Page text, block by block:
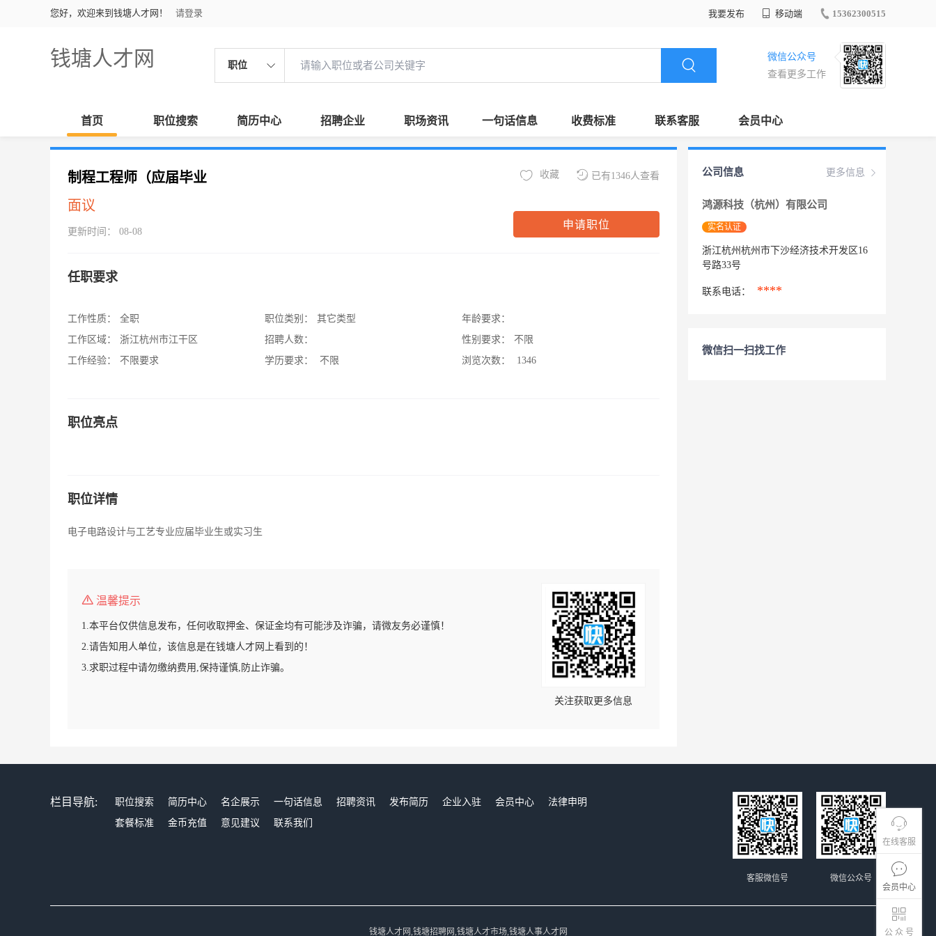
您好，欢迎来到钱塘人才网！ 请登录 我要发布 移动端 15362300515
钱塘人才网 职位
微信公众号
查看更多工作
首页 职位搜索 简历中心 招聘企业 职场资讯 一句话信息 收费标准 联系客服 会员中心
在线客服
会员中心
公 众 号
制程工程师（应届毕业
面议
更新时间： 08-08
已有1346人查看
收藏
申请职位
任职要求
工作性质：
全职
工作区域：
浙江杭州市江干区
工作经验：
不限要求
职位类别：
其它类型
招聘人数：
学历要求：
不限
年龄要求：
性别要求：
不限
浏览次数：
1346
职位亮点
职位详情
电子电路设计与工艺专业应届毕业生或实习生
温馨提示
1.本平台仅供信息发布，任何收取押金、保证金均有可能涉及诈骗，请微友务必谨慎！
2.请告知用人单位，该信息是在钱塘人才网上看到的！
3.求职过程中请勿缴纳费用,保持谨慎,防止诈骗。
关注获取更多信息
更多信息
公司信息
鸿源科技（杭州）有限公司
实名认证
浙江杭州杭州市下沙经济技术开发区16
号路33号
联系电话： ****
微信扫一扫找工作
栏目导航: 职位搜索 简历中心 名企展示 一句话信息 招聘资讯 发布简历 企业入驻 会员中心
法律申明
套餐标准
金币充值 意见建议 联系我们
微信公众号
客服微信号
钱塘人才网,钱塘招聘网,钱塘人才市场,钱塘人事人才网